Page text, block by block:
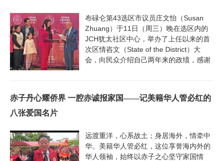
布碌仑第43选区市议员庄文怡（Susan
Zhuang）于11日（周三）晚在选区内的
JCH犹太社区中心，举办了上任以来的首
次区情咨文（State of the District）大
会，向民众介绍自己两年来的政绩，感谢
赤子丹心耀侨界 一腔赤诚报家国——记美籍华人管必红的
八张爱国名片
远渡重洋，心系故土；身居海外，情牵中
华。美籍华人管必红，这位享誉海内外的
华人领袖，始终以赤子之心坚守家国情